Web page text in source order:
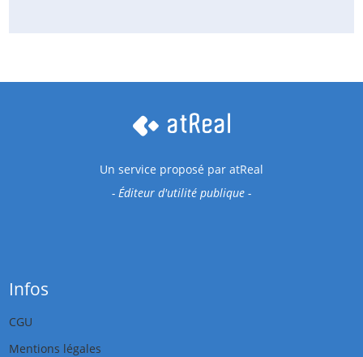
Un service proposé par atReal
- Éditeur d'utilité publique -
Infos
CGU
Mentions légales